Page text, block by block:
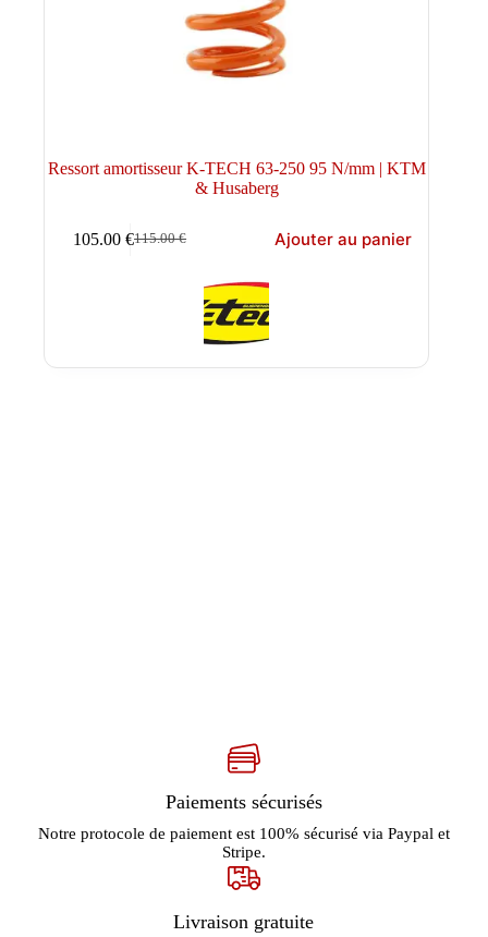
Ressort amortisseur K-TECH 63-250 95 N/mm | KTM
& Husaberg
115.00€
Le
105.00€Le
Ajouter au panier
Paiements sécurisés
Notre protocole de paiement est 100% sécurisé via Paypal et
Stripe.
Livraison gratuite